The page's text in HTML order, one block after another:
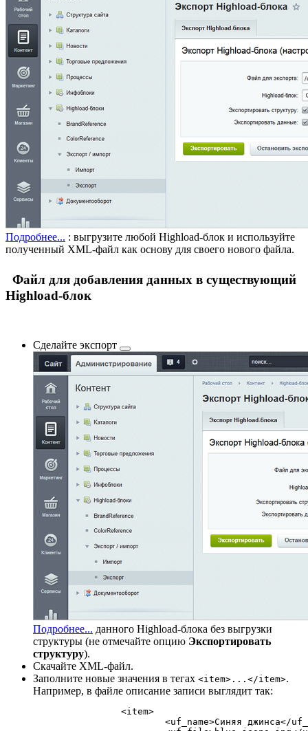
Подробнее... : выгрузите любой Highload-блок и используйте
полученный XML-файл как основу для своего нового файла.
Файл для добавления данных в существующий
Highload-блок
Сделайте экспорт
Подробнее... данного Highload-блока без выгрузки
структуры (не отмечайте опцию Экспортировать
структуру).
Скачайте XML-файл.
Заполните новые значения в тегах <item>...</item>.
Например, в файле описание записи выглядит так: